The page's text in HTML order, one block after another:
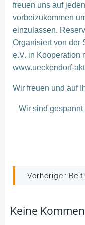
freuen uns auf
vorbeizukommen
einzulassen.
Organisiert von der
e.V. in Kooperation
www.ueckendorf-
Wir freuen und auf
Wir sind
Post
Vorheriger
Keine